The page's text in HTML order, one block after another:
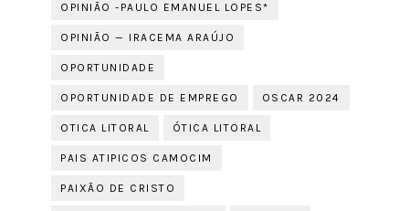
OPINIÃO -PAULO EMANUEL LOPES*
OPINIÃO — IRACEMA ARAÚJO
OPORTUNIDADE
OPORTUNIDADE DE EMPREGO OSCAR 2024
OTICA LITORAL ÓTICA LITORAL
PAIS ATIPICOS CAMOCIM
PAIXÃO DE CRISTO